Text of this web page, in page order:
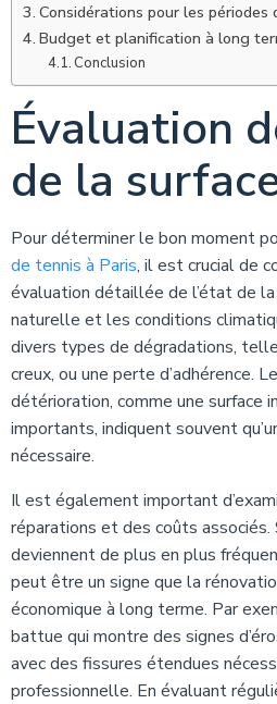
Considérations pour les périodes
Budget et planification à long
Conclusion
Évaluation
de la
Pour déterminer le bon moment
de tennis à Paris, il est crucial de
évaluation détaillée de l’état de la
naturelle et les conditions
divers types de dégradations,
creux, ou une perte d’adhérence.
détérioration, comme une surface
importants, indiquent souvent
nécessaire.
Il est également important
réparations et des coûts associés.
deviennent de plus en plus
peut être un signe que la
économique à long terme. Par
battue qui montre des signes
avec des fissures étendues
professionnelle. En évaluant